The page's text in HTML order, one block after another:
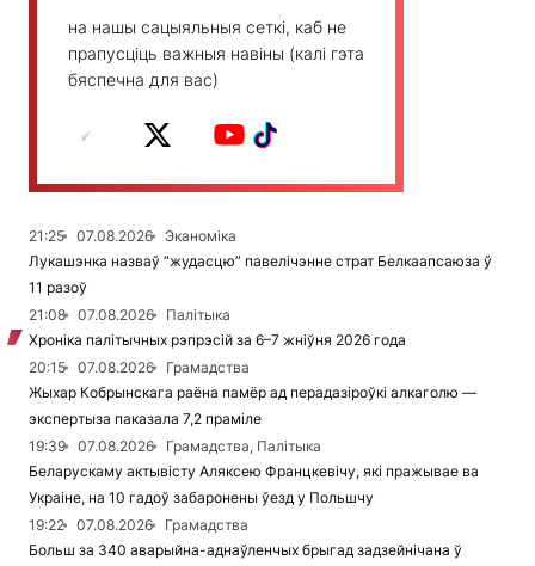
на нашы сацыяльныя сеткі, каб не
прапусціць важныя навіны (калі гэта
бяспечна для вас)
21:25 07.08.2026
Эканоміка
Лукашэнка назваў “жудасцю” павелічэнне страт Белкаапсаюза ў
11 разоў
21:08
07.08.2026
Палітыка
Хроніка палітычных рэпрэсій за 6–7 жніўня 2026 года
20:15
07.08.2026
Грамадства
Жыхар Кобрынскага раёна памёр ад перадазіроўкі алкаголю —
экспертыза паказала 7,2 праміле
19:39
07.08.2026
Грамадства, Палітыка
Беларускаму актывісту Аляксею Францкевічу, які пражывае ва
Украіне, на 10 гадоў забаронены ўезд у Польшчу
19:22
07.08.2026
Грамадства
Больш за 340 аварыйна-аднаўленчых брыгад задзейнічана ў